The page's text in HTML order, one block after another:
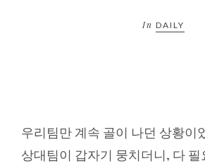
In DAILY
우리팀만 계속 골이 나던 상황이
상대팀이 갑자기 뭉치더니, 다